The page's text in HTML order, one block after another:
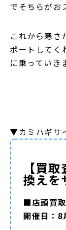
でそちらがお
これから寒さ
ポートしてく
に乗っていき
▼カミハギサ
【買
換えを
■店頭買
開催日：